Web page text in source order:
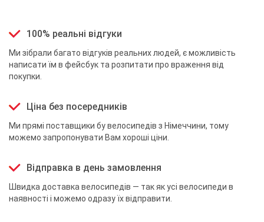
100% реальні відгуки
Ми зібрали багато відгуків реальних людей, є можливість
написати їм в фейсбук та розпитати про враження від
покупки.
Ціна без посередників
Ми прямі поставщики бу велосипедів з Німеччини, тому
можемо запропонувати Вам хороші ціни.
Відправка в день замовлення
Швидка доставка велосипедів — так як усі велосипеди в
наявності і можемо одразу їх відправити.